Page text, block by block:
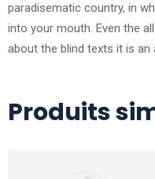
paradisematic country, in
into your mouth. Even the
about the blind texts it is
Produits